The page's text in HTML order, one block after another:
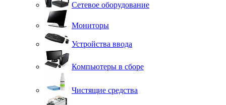
Сетевое оборудование
Мониторы
Устройства ввода
Компьютеры в сборе
Чистящие средства